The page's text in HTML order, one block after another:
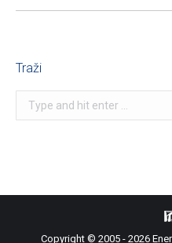
Traži
Search:
Copyright © 2005 - 2026